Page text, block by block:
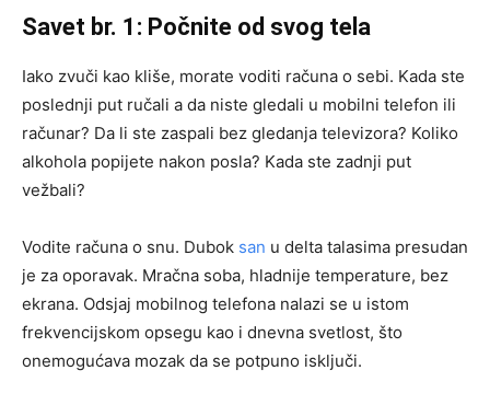
Savet br. 1: Počnite od svog tela
Iako zvuči kao kliše, morate voditi računa o sebi. Kada ste
poslednji put ručali a da niste gledali u mobilni telefon ili
računar? Da li ste zaspali bez gledanja televizora? Koliko
alkohola popijete nakon posla? Kada ste zadnji put
vežbali?
Vodite računa o snu. Dubok san u delta talasima presudan
je za oporavak. Mračna soba, hladnije temperature, bez
ekrana. Odsjaj mobilnog telefona nalazi se u istom
frekvencijskom opsegu kao i dnevna svetlost, što
onemogućava mozak da se potpuno isključi.